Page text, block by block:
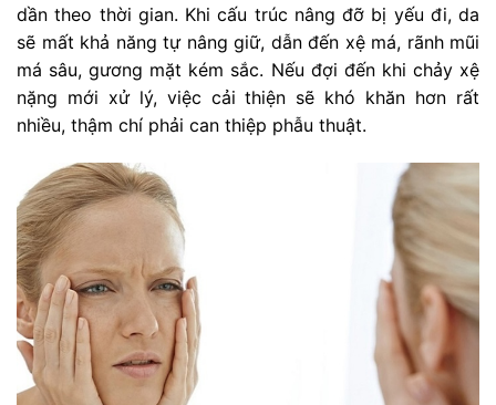
dần theo thời gian. Khi cấu trúc nâng đỡ bị yếu đi, da
sẽ mất khả năng tự nâng giữ, dẫn đến xệ má, rãnh mũi
má sâu, gương mặt kém sắc. Nếu đợi đến khi chảy xệ
nặng mới xử lý, việc cải thiện sẽ khó khăn hơn rất
nhiều, thậm chí phải can thiệp phẫu thuật.